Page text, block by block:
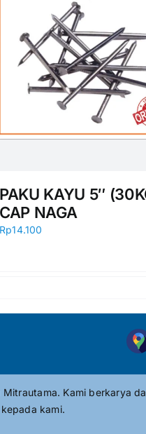
PAKU KAYU 5″
CAP NAGA
Rp14.100
Kami berkarya
kami.